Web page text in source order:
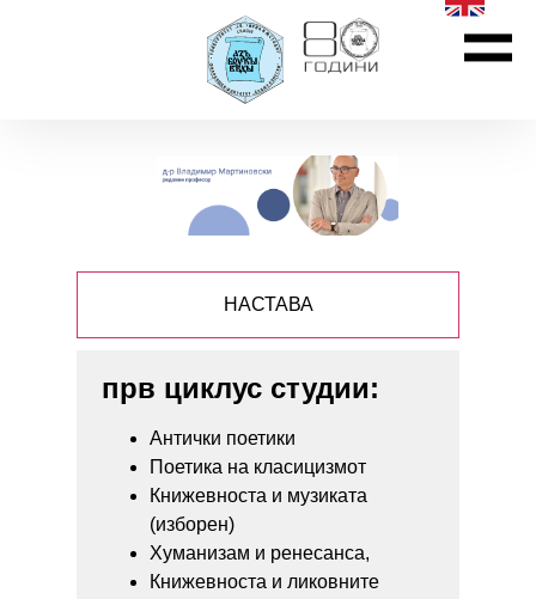
НАСТАВА
прв циклус студии:
Антички поетики
Поетика на класицизмот
Книжевноста и музиката
(изборен)
Хуманизам и ренесанса,
Книжевноста и ликовните